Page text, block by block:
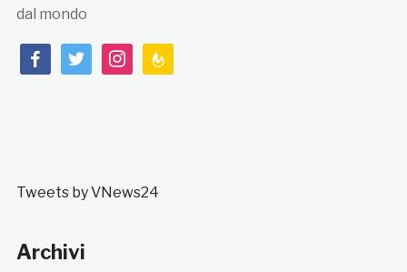
dal mondo
facebooktwitterinstagramfeedburner
Tweets by VNews24
Archivi